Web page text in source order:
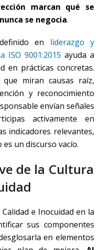
marcan qué se
se negocia.
en liderazgo y
ISO 9001:2015 ayuda a
en prácticas concretas.
miran causas raíz,
y reconocimiento
envían señales
activamente en
indicadores relevantes,
un discurso vacío.
de la Cultura
e Inocuidad en la
sus componentes
en elementos